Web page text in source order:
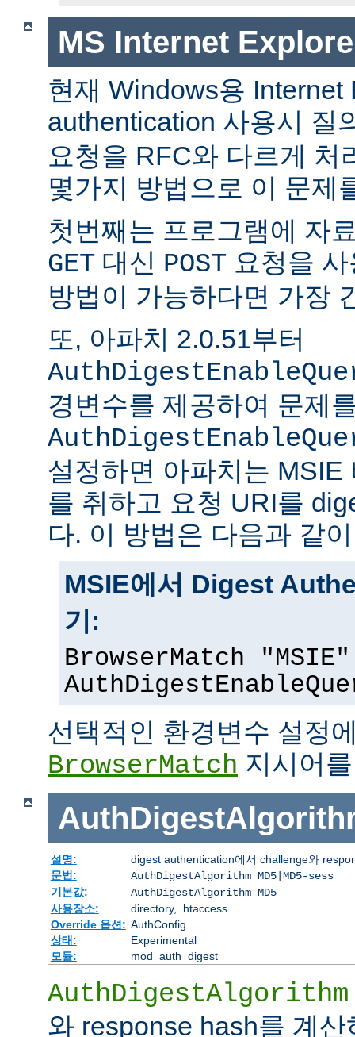
MS Internet
현재 Windows용 Internet
authentication 사용시 질
요청을 RFC와 다르게 처
몇가지 방법으로 이 문제
첫번째는 프로그램에 자
GET 대신 POST 요청을
방법이 가능하다면 가장
또, 아파치 2.0.51부터
경변수를 제공하여 문제
설정하면 아파치는 MSIE
를 취하고 요청 URI를
다. 이 방법은 다음과 같
MSIE에서 Digest
기:
BrowserMatch "MSIE"
선택적인 환경변수 설정
BrowserMatch 지시어
설명:
digest authentication에서 challenge와
문법:
AuthDigestAlgorithm MD5|MD5-sess
기본값:
AuthDigestAlgorithm MD5
사용장소:
directory, .htaccess
Override 옵션: AuthConfig
상태:
Experimental
모듈:
mod_auth_digest
AuthDigestAlgorithm
와 response hash를 계